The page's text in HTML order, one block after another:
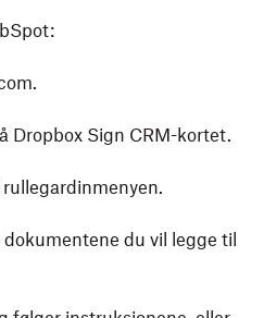
Dropbox Sign CRM-kortet.
rullegardinmenyen.
du vil legge til